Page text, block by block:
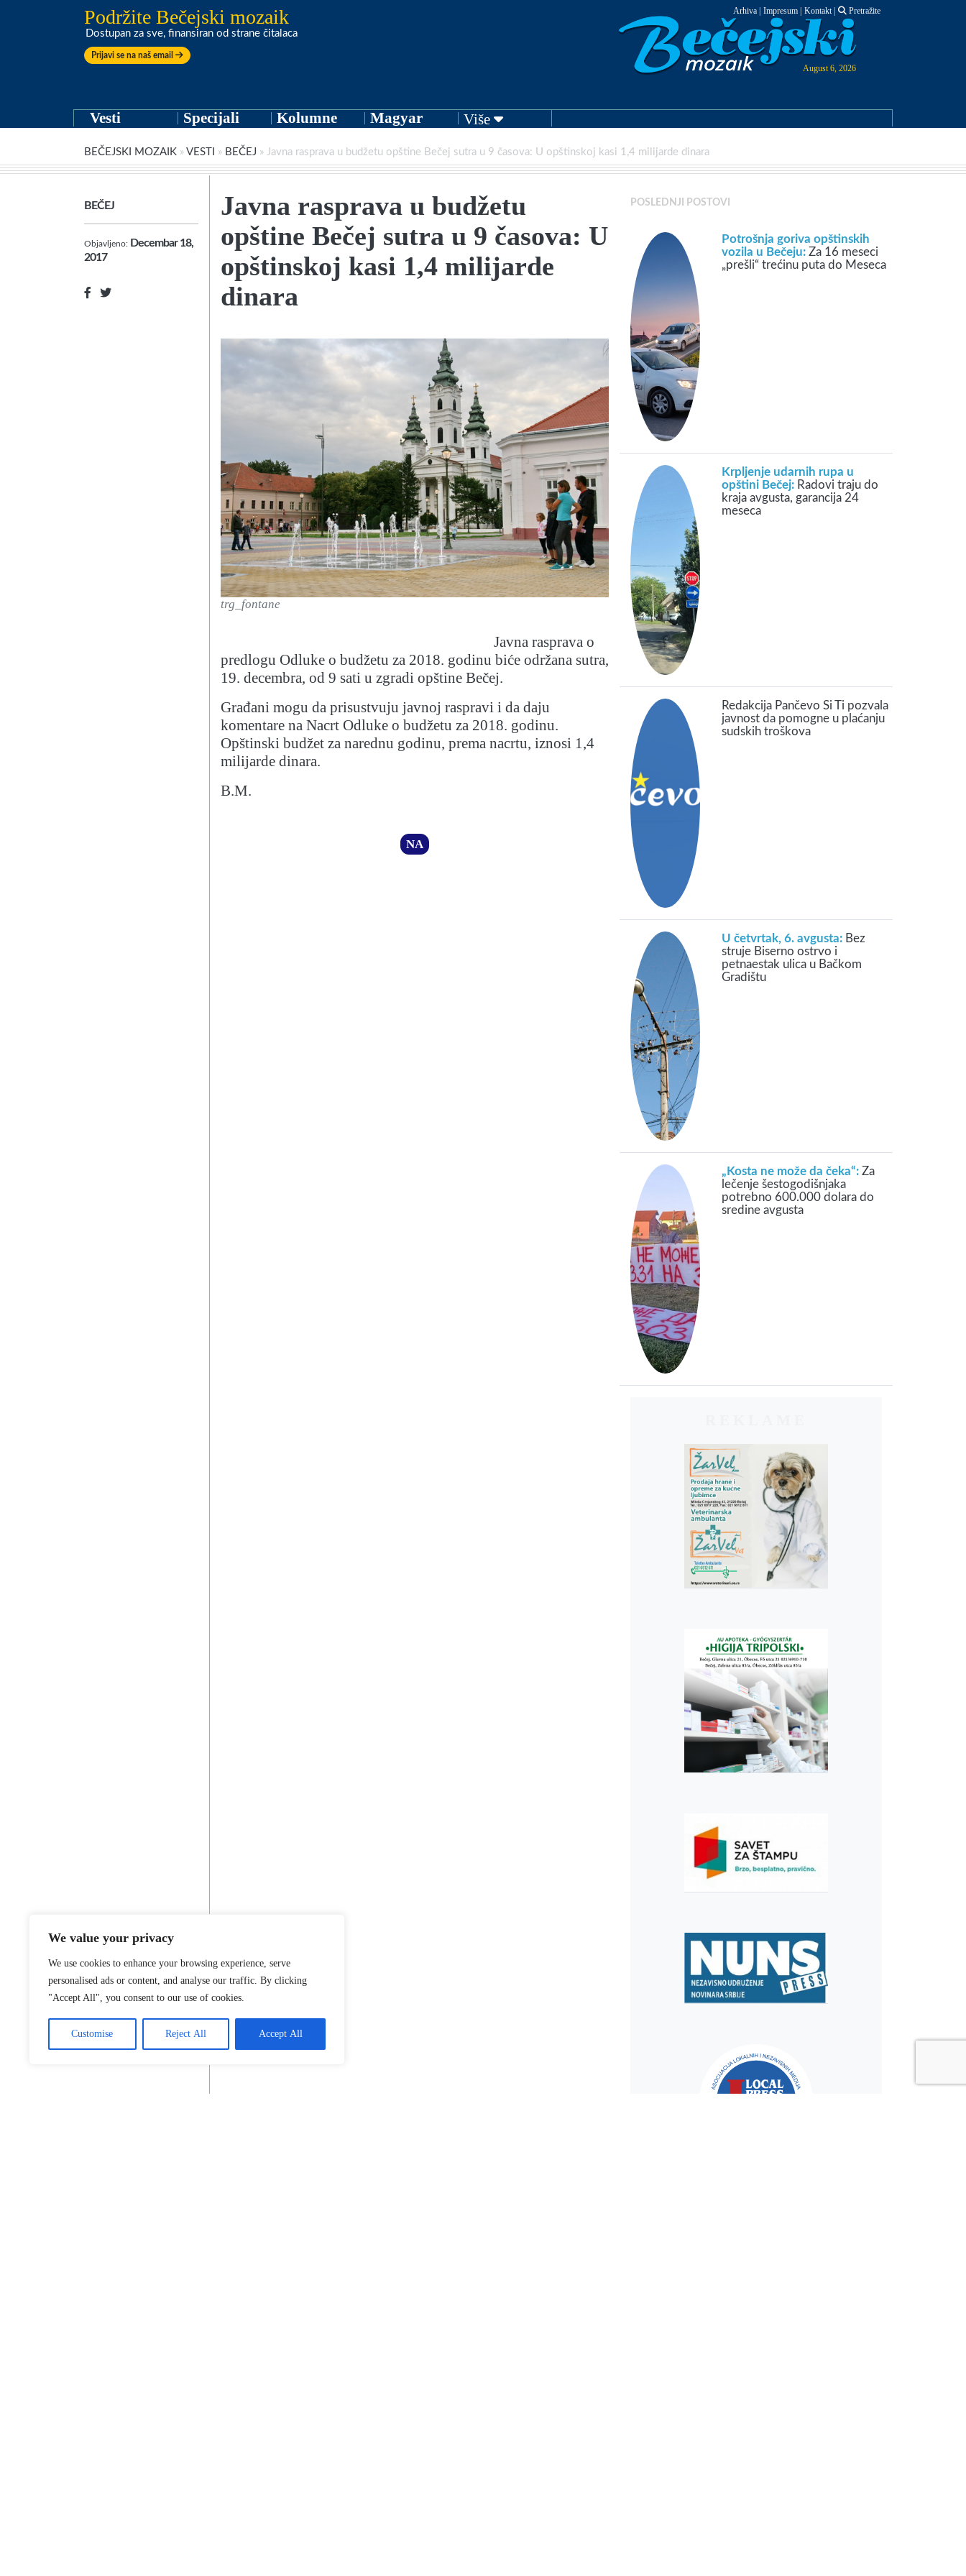
We value your privacy
We use cookies to enhance your browsing experience, serve
personalised ads or content, and analyse our traffic. By clicking
"Accept All", you consent to our use of cookies.
Customise Reject All Accept All
Podržite Bečejski mozaik
Dostupan za sve, finansiran od strane čitalaca
Prijavi se na naš email
Arhiva Impresum Kontakt| Pretražite
August 6, 2026
Vesti Specijali Kolumne Magyar Više
BEČEJSKI MOZAIK » VESTI » BEČEJ » Javna rasprava u budžetu opštine Bečej sutra u 9 časova: U opštinskoj kasi 1,4 milijarde dinara
BEČEJ
Objavljeno: Decembar 18,
2017
Javna rasprava u budžetu
opštine Bečej sutra u 9 časova: U
opštinskoj kasi 1,4 milijarde
dinara
trg_fontane
Javna rasprava o
predlogu Odluke o budžetu za 2018. godinu biće održana sutra,
19. decembra, od 9 sati u zgradi opštine Bečej.
Građani mogu da prisustvuju javnoj raspravi i da daju
komentare na Nacrt Odluke o budžetu za 2018. godinu.
Opštinski budžet za narednu godinu, prema nacrtu, iznosi 1,4
milijarde dinara.
B.M.
NA
POSLEDNJI POSTOVI
Potrošnja goriva opštinskih
vozila u Bečeju: Za 16 meseci
„prešli“ trećinu puta do Meseca
Krpljenje udarnih rupa u
opštini Bečej: Radovi traju do
kraja avgusta, garancija 24
meseca
Redakcija Pančevo Si Ti pozvala
javnost da pomogne u plaćanju
sudskih troškova
U četvrtak, 6. avgusta: Bez
struje Biserno ostrvo i
petnaestak ulica u Bačkom
Gradištu
„Kosta ne može da čeka“: Za
lečenje šestogodišnjaka
potrebno 600.000 dolara do
sredine avgusta